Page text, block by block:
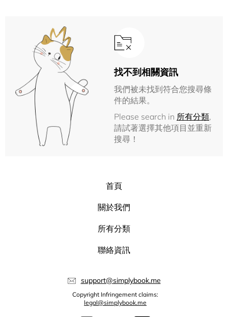
找不到相關資訊
我們被未找到符合您搜尋條
件的結果。
Please search in 所有分類,
請試著選擇其他項目並重新
搜尋！
首頁
關於我們
所有分類
聯絡資訊
support@simplybook.me
Copyright Infringement claims:
legal@simplybook.me